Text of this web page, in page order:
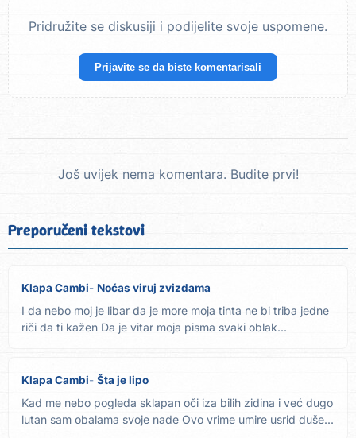
Pridružite se diskusiji i podijelite svoje uspomene.
Prijavite se da biste komentarisali
Još uvijek nema komentara. Budite prvi!
Preporučeni tekstovi
Klapa Cambi Noćas viruj zvizdama
I da nebo moj je libar da je more moja tinta ne bi triba jedne
riči da ti kažen Da je vitar moja pisma svaki oblak...
Klapa Cambi Šta je lipo
Kad me nebo pogleda sklapan oči iza bilih zidina i već dugo
lutan sam obalama svoje nade Ovo vrime umire usrid duše...